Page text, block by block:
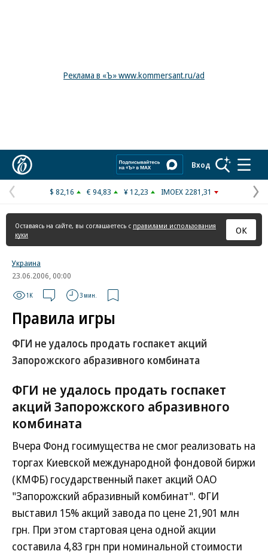
Реклама в «Ъ» www.kommersant.ru/ad
Вход
Предыдущая
страница
$ 82,16 € 94,83 ¥ 12,23 IMOEX 2281,31
Оставаясь на сайте, вы соглашаетесь с правилами использования
куки
ОК
Украина
23.06.2006, 00:00
1K 3 мин.
Правила игры
ФГИ не удалось продать госпакет акций
Запорожского абразивного комбината
ФГИ не удалось продать госпакет
акций Запорожского абразивного
комбината
Вчера Фонд госимущества не смог реализовать на
торгах Киевской международной фондовой биржи
(КМФБ) государственный пакет акций ОАО
"Запорожский абразивный комбинат". ФГИ
выставил 15% акций завода по цене 21,901 млн
грн. При этом стартовая цена одной акции
составила 4,83 грн при номинальной стоимости